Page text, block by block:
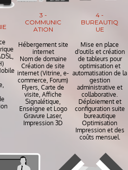
3 -
COMMUNIC
ATION
Hébergement site
internet
Nom de domaine
Création de site
internet (Vitrine, e-
commerce, Forum)
Flyers, Carte de
visite, Affiche
Signalétique,
Enseigne et Logo
Gravure Laser,
Impression 3D
4 -
BUREAUTIQ
UE
Mise en place
d'outils et création
de tableurs pour
optimisation et
automatisation de la
gestion
administrative et
collaborative.
Déploiement et
configuration suite
bureautique
Optimisation
Impression et des
coûts mensuel.